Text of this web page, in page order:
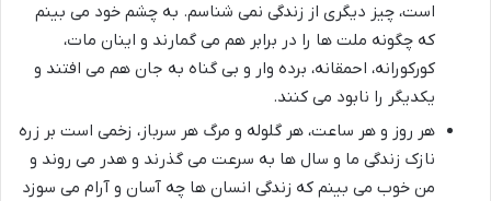
است، چیز دیگری از زندگی نمی شناسم. به چشم خود می بینم
که چگونه ملت ها را در برابر هم می گمارند و اینان مات،
کورکورانه، احمقانه، برده وار و بی گناه به جان هم می افتند و
یکدیگر را نابود می کنند.
هر روز و هر ساعت، هر گلوله و مرگ هر سرباز، زخمی است بر زره
نازک زندگی ما و سال ها به سرعت می گذرند و هدر می روند و
من خوب می بینم که زندگی انسان ها چه آسان و آرام می سوزد